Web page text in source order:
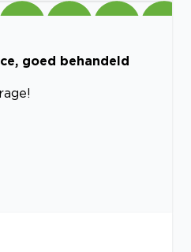
goed behandeld